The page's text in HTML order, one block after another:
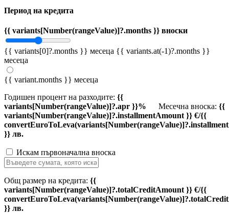
Период на кредита
{{ variants[Number(rangeValue)]?.months }} вноски
{{ variants[0]?.months }} месеца {{ variants.at(-1)?.months }}
месеца
{{ variant.months }} месеца
Годишен процент на разходите: {{
variants[Number(rangeValue)]?.apr }}%
Месечна вноска: {{
variants[Number(rangeValue)]?.installmentAmount }} €/{{
}} лв.
Искам първоначална вноска
Общ размер на кредита: {{
variants[Number(rangeValue)]?.totalCreditAmount }} €/{{
}} лв.